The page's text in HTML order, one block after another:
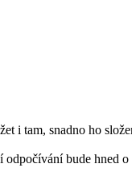
i tam, snadno ho
odpočívání bude hned